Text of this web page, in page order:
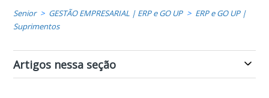
Senior GESTÃO EMPRESARIAL | ERP e GO UP
ERP e GO UP |
Suprimentos
Artigos nessa seção